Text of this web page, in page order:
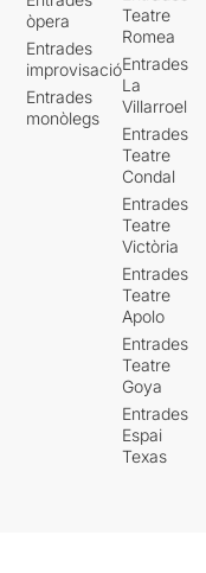
òpera
Entrades
improvisació
Entrades
monòlegs
Teatre
Romea
Entrades
La
Villarroel
Entrades
Teatre
Condal
Entrades
Teatre
Victòria
Entrades
Teatre
Apolo
Entrades
Teatre
Goya
Entrades
Espai
Texas